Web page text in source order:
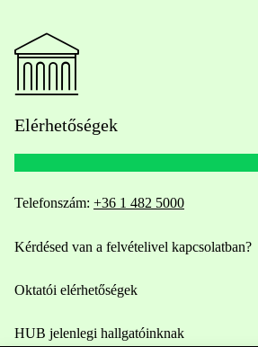
Elérhetőségek
Telefonszám: +36 1 482 5000
Kérdésed van a felvételivel kapcsolatban?
Oktatói elérhetőségek
HUB jelenlegi hallgatóinknak